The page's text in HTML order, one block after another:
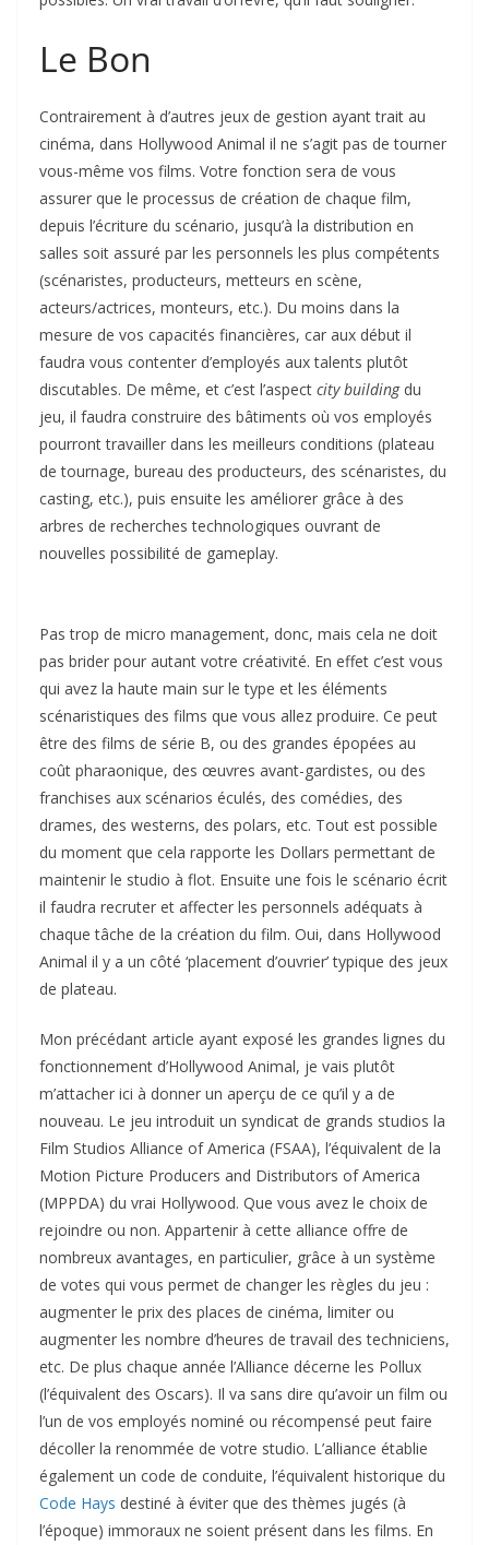
Le Bon
Contrairement à d’autres jeux de gestion ayant trait au
cinéma, dans Hollywood Animal il ne s’agit pas de tourner
vous-même vos films. Votre fonction sera de vous
assurer que le processus de création de chaque film,
depuis l’écriture du scénario, jusqu’à la distribution en
salles soit assuré par les personnels les plus compétents
(scénaristes, producteurs, metteurs en scène,
acteurs/actrices, monteurs, etc.). Du moins dans la
mesure de vos capacités financières, car aux début il
faudra vous contenter d’employés aux talents plutôt
discutables. De même, et c’est l’aspect city building du
jeu, il faudra construire des bâtiments où vos employés
pourront travailler dans les meilleurs conditions (plateau
de tournage, bureau des producteurs, des scénaristes, du
casting, etc.), puis ensuite les améliorer grâce à des
arbres de recherches technologiques ouvrant de
nouvelles possibilité de gameplay.
Pas trop de micro management, donc, mais cela ne doit
pas brider pour autant votre créativité. En effet c’est vous
qui avez la haute main sur le type et les éléments
scénaristiques des films que vous allez produire. Ce peut
être des films de série B, ou des grandes épopées au
coût pharaonique, des œuvres avant-gardistes, ou des
franchises aux scénarios éculés, des comédies, des
drames, des westerns, des polars, etc. Tout est possible
du moment que cela rapporte les Dollars permettant de
maintenir le studio à flot. Ensuite une fois le scénario écrit
il faudra recruter et affecter les personnels adéquats à
chaque tâche de la création du film. Oui, dans Hollywood
Animal il y a un côté ‘placement d’ouvrier’ typique des jeux
de plateau.
Mon précédant article ayant exposé les grandes lignes du
fonctionnement d’Hollywood Animal, je vais plutôt
m’attacher ici à donner un aperçu de ce qu’il y a de
nouveau. Le jeu introduit un syndicat de grands studios la
Film Studios Alliance of America (FSAA), l’équivalent de la
Motion Picture Producers and Distributors of America
(MPPDA) du vrai Hollywood. Que vous avez le choix de
rejoindre ou non. Appartenir à cette alliance offre de
nombreux avantages, en particulier, grâce à un système
de votes qui vous permet de changer les règles du jeu :
augmenter le prix des places de cinéma, limiter ou
augmenter les nombre d’heures de travail des techniciens,
etc. De plus chaque année l’Alliance décerne les Pollux
(l’équivalent des Oscars). Il va sans dire qu’avoir un film ou
l’un de vos employés nominé ou récompensé peut faire
décoller la renommée de votre studio. L’alliance établie
également un code de conduite, l’équivalent historique du
Code Hays destiné à éviter que des thèmes jugés (à
l’époque) immoraux ne soient présent dans les films. En